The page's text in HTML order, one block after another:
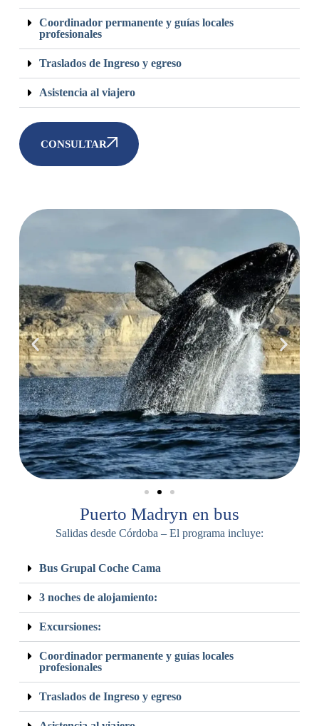
Coordinador permanente y guías locales
profesionales
Traslados de Ingreso y egreso
Asistencia al viajero
CONSULTAR
Puerto Madryn en bus
Salidas desde Córdoba – El programa incluye:
Bus Grupal Coche Cama
3 noches de alojamiento:
Excursiones:
Coordinador permanente y guías locales
profesionales
Traslados de Ingreso y egreso